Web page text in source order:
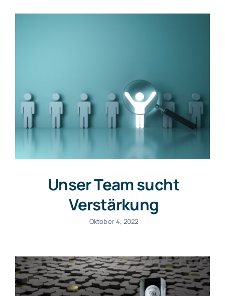
Stellenausschreibung
Unser Team sucht
Verstärkung
Oktober 4, 2022